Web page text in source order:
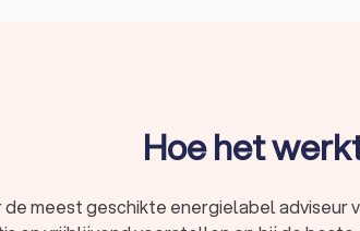
in Echt te vergelijken en de beste
Hoe het
de meest geschikte energielabel adviseur